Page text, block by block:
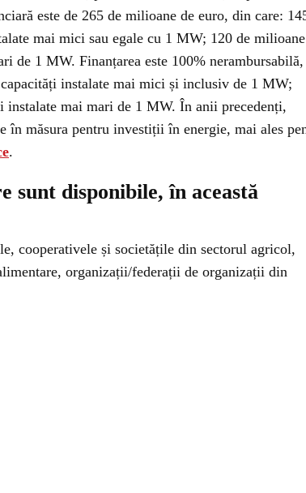
este de 265 de milioane de euro, din care:
mai mici sau egale cu 1 MW; 120 de
de 1 MW. Finanțarea este 100%
instalate mai mici și inclusiv de 1 MW;
instalate mai mari de 1 MW. În anii precedenți,
în măsura pentru investiții în energie, mai ales
.
sunt disponibile, în această
cooperativele și societățile din sectorul agricol,
organizații/federații de organizații din